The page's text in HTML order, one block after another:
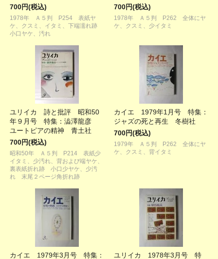
700円(税込)
1978年 Ａ５判 P254 表紙ヤ
ケ、クスミ、イタミ、下端濡れ跡
小口ヤケ、汚れ
700円(税込)
1978年 Ａ５判 P262 全体にヤ
ケ、クスミ、少イタミ
ユリイカ 詩と批評 昭和50
年９月号 特集：澁澤龍彦
ユートピアの精神 青土社
700円(税込)
昭和50年 Ａ５判 P214 表紙少
イタミ、少汚れ、背および端ヤケ、
裏表紙折れ跡 小口少ヤケ、少汚
れ 末尾２ページ角折れ跡
カイエ 1979年1月号 特集：
ジャズの死と再生 冬樹社
700円(税込)
1979年 Ａ５判 P262 全体にヤ
ケ、クスミ、背イタミ
カイエ 1979年3月号 特集：
ユリイカ 1978年3月号 特